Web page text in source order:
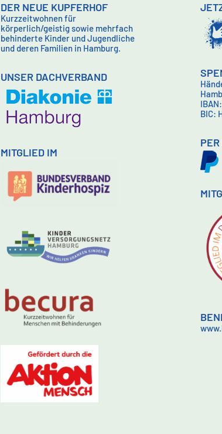
DER NEUE KUPFERHOF
Kurzzeitwohnen für
körperlich/geistig sowie mehrfach
behinderte Kinder und Jugendliche
und deren Familien in Hamburg.
UNSER DACHVERBAND
MITGLIED IM
BIC: